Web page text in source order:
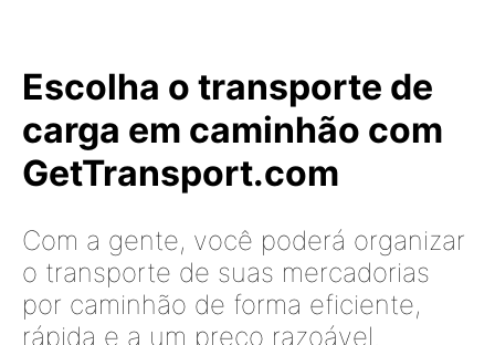
Escolha o transporte de
carga em caminhão com
GetTransport.com
Com a gente, você poderá organizar
o transporte de suas mercadorias
por caminhão de forma eficiente,
rápida e a um preço razoável.